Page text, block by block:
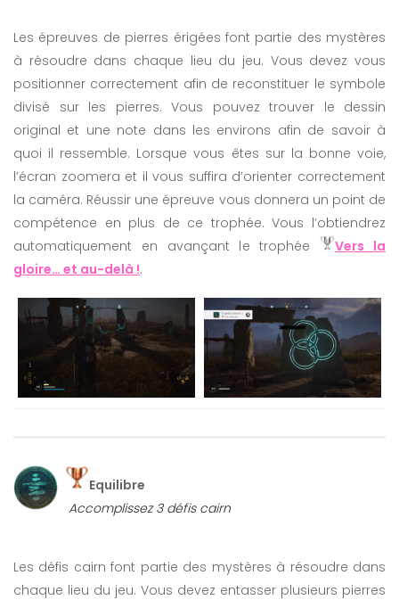
Les épreuves de pierres érigées font partie des mystères
à résoudre dans chaque lieu du jeu. Vous devez vous
positionner correctement afin de reconstituer le symbole
divisé sur les pierres. Vous pouvez trouver le dessin
original et une note dans les environs afin de savoir à
quoi il ressemble. Lorsque vous êtes sur la bonne voie,
l’écran zoomera et il vous suffira d’orienter correctement
la caméra. Réussir une épreuve vous donnera un point de
compétence en plus de ce trophée. Vous l’obtiendrez
automatiquement en avançant le trophée
Vers la
gloire… et au-delà !.
Equilibre
Accomplissez 3 défis cairn
Les défis cairn font partie des mystères à résoudre dans
chaque lieu du jeu. Vous devez entasser plusieurs pierres